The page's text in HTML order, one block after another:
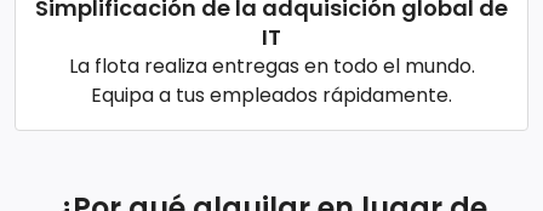
Simplificación de la adquisición global de
IT
La flota realiza entregas en todo el mundo.
Equipa a tus empleados rápidamente.